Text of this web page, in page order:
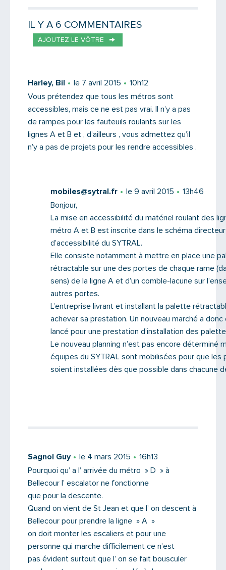
Message
Saisissez le code
PARTAGER
IL Y A 6 COMMENTAIRES
AJOUTEZ LE VÔTRE
Harley, Bil le 7 avril 2015
10h12
Vous prétendez que tous les métros sont
accessibles, mais ce ne est pas vrai. Il n’y a pas
de rampes pour les fauteuils roulants sur les
lignes A et B et , d’ailleurs , vous admettez qu’il
n’y a pas de projets pour les rendre accessibles .
mobiles@sytral.fr le 9 avril 2015
13h46
Bonjour,
La mise en accessibilité du matériel roulant des
métro A et B est inscrite dans le schéma directeur
d’accessibilité du SYTRAL.
Elle consiste notamment à mettre en place une
rétractable sur une des portes de chaque rame
sens) de la ligne A et d’un comble-lacune sur
autres portes.
L’entreprise livrant et installant la palette
achever sa prestation. Un nouveau marché a donc
lancé pour une prestation d’installation des
Le nouveau planning n’est pas encore déterminé
équipes du SYTRAL sont mobilisées pour que les
soient installées dès que possible dans chacune
Sagnol Guy le 4 mars 2015
16h13
Pourquoi qu’ a l’ arrivée du métro » D » à
Bellecour l’ escalator ne fonctionne
que pour la descente.
Quand on vient de St Jean et que l’ on descent à
Bellecour pour prendre la ligne » A »
on doit monter les escaliers et pour une
personne qui marche difficilement ce n’est
pas évident surtout que l’ on se fait bousculer